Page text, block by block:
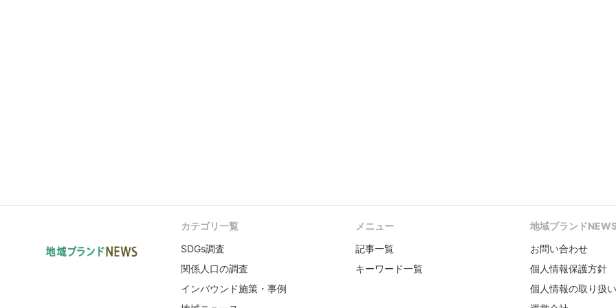
カテゴリ一覧
SDGs調査
関係人口の調査
インバウンド施策・事例
メニュー
記事一覧
キーワード一覧
地域ブランド
お問い合わせ
個人情報保護方針
個人情報の取り扱い